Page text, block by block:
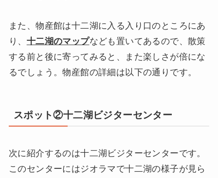
また、物産館は十二湖に入る入り口のところにあ
り、 十二湖のマップなども置いてあるので、散策
する前と後に寄ってみると、また楽しさが倍にな
るでしょう。物産館の詳細は以下の通りです。
スポット②十二湖ビジターセンター
次に紹介するのは十二湖ビジターセンターです。
このセンターにはジオラマで十二湖の様子が見ら